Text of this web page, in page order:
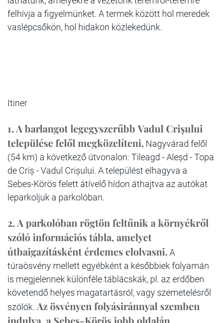
felhívja a figyelmünket. A termek között hol meredek
vaslépcsőkön, hol hidakon közlekedünk.
Itiner
1.A barlangot legegyszerűbb Vadul Crișului
települése felől megközelíteni, Nagyvárad felől
(54 km) a következő útvonalon: Tileagd - Aleșd - Topa
de Criș - Vadul Crișului. A települést elhagyva a
Sebes-Körös felett átívelő hídon áthajtva az autókat
leparkoljuk a parkolóban.
2.A parkolóban rögtön feltűnik a környékről
szóló információs tábla, amelyet
útbaigazításként érdemes elolvasni.A
túraösvény mellett egyébként a későbbiek folyamán
is megjelennek különféle táblácskák, pl. az erdőben
követendő helyes magatartásról, vagy szemetelésről
szólók. Az ösvényen folyásiránnyal szemben